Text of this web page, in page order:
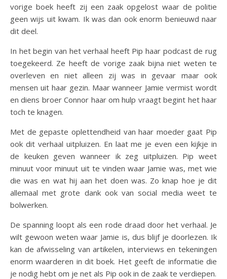
vorige boek heeft zij een zaak opgelost waar de politie
geen wijs uit kwam. Ik was dan ook enorm benieuwd naar
dit deel.
In het begin van het verhaal heeft Pip haar podcast de rug
toegekeerd. Ze heeft de vorige zaak bijna niet weten te
overleven en niet alleen zij was in gevaar maar ook
mensen uit haar gezin. Maar wanneer Jamie vermist wordt
en diens broer Connor haar om hulp vraagt begint het haar
toch te knagen.
Met de gepaste oplettendheid van haar moeder gaat Pip
ook dit verhaal uitpluizen. En laat me je even een kijkje in
de keuken geven wanneer ik zeg uitpluizen. Pip weet
minuut voor minuut uit te vinden waar Jamie was, met wie
die was en wat hij aan het doen was. Zo knap hoe je dit
allemaal met grote dank ook van social media weet te
bolwerken.
De spanning loopt als een rode draad door het verhaal. Je
wilt gewoon weten waar Jamie is, dus blijf je doorlezen. Ik
kan de afwisseling van artikelen, interviews en tekeningen
enorm waarderen in dit boek. Het geeft de informatie die
je nodig hebt om je net als Pip ook in de zaak te verdiepen.